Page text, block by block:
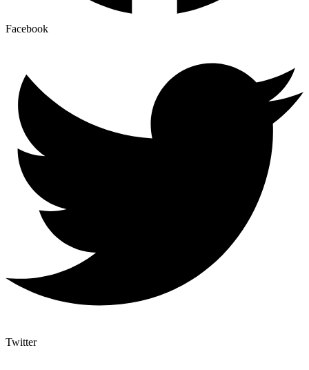
Facebook
Twitter